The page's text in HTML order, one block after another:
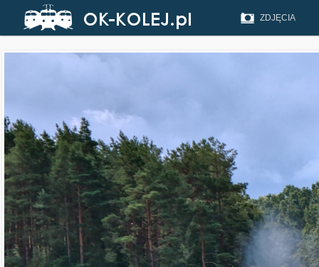
ZDJĘCIA